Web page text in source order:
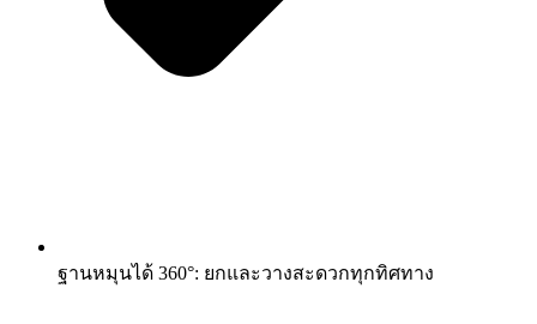
ฐานหมุนได้ 360°: ยกและวางสะดวกทุกทิศทาง